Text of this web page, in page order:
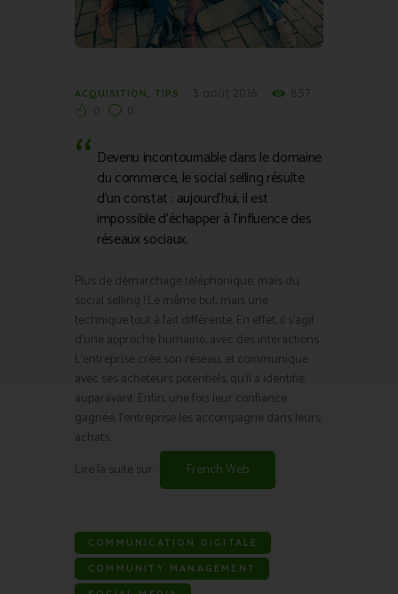
ACQUISITION TIPS
Devenu incontournable dans le domaine
du commerce, le social selling résulte
d’un constat : aujourd’hui, il est
impossible d’échapper à l’influence des
réseaux sociaux.
Plus de démarchage téléphonique, mais du
social selling ! Le même but, mais une
technique tout à fait différente. En effet, il s’agit
d’une approche humaine, avec des interactions.
L’entreprise crée son réseau, et communique
avec ses acheteurs potentiels, qu’il a identifié
auparavant. Enfin, une fois leur confiance
gagnée, l’entreprise les accompagne dans leurs
achats.
Lire la suite sur :
French Web
COMMUNICATION DIGITALE
COMMUNITY MANAGEMENT